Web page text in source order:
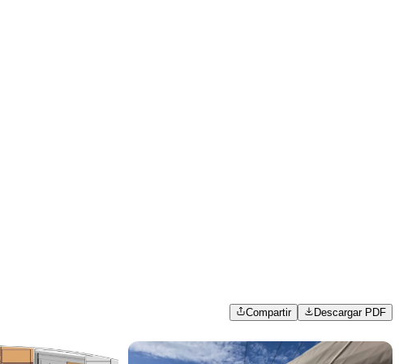
Compartir Descargar PDF